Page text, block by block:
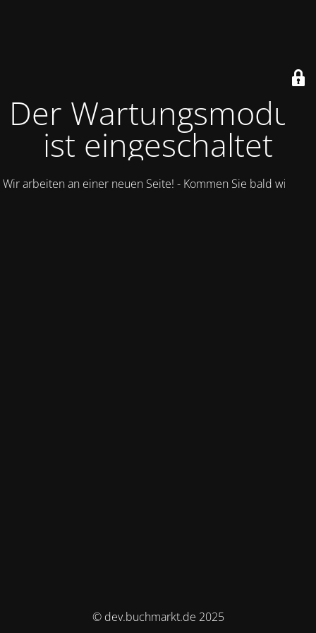
Der Wartungsmodus
ist eingeschaltet
Wir arbeiten an einer neuen Seite! - Kommen Sie bald wieder.
© dev.buchmarkt.de 2025